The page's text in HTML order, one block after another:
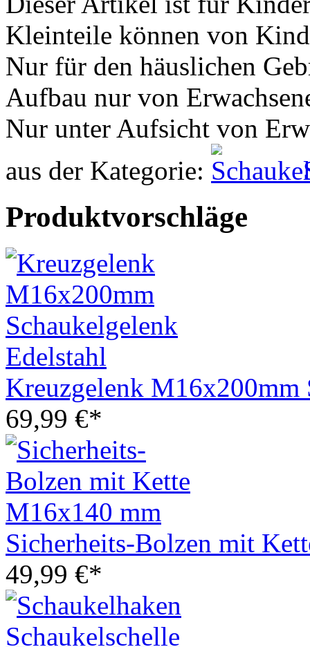
Kleinteile können von
Nur für den häuslichen
Aufbau nur von
Nur unter Aufsicht von
aus der Kategorie:
Produktvorschläge
Kreuzgelenk M16x200mm
69,99 €*
Sicherheits-Bolzen mit
49,99 €*